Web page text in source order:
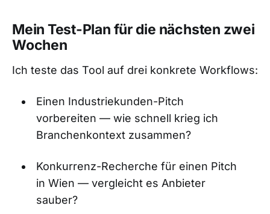
Mein Test-Plan für die nächsten zwei
Wochen
Ich teste das Tool auf drei konkrete Workflows:
Einen Industriekunden-Pitch
vorbereiten — wie schnell krieg ich
Branchenkontext zusammen?
Konkurrenz-Recherche für einen Pitch
in Wien — vergleicht es Anbieter
sauber?